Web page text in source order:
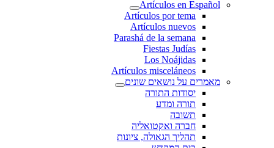
Artículos en Español
Artículos por tema
Artículos nuevos
Parashá de la semana
Fiestas Judías
Los Noájidas
Artículos misceláneos
מאמרים על נושאים שונים
יסודות התורה
תורה ומדע
תשובה
חברה ואקטואליה
תהליך הגאולה, ציונות